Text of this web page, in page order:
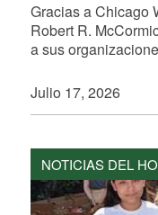
Gracias a Chicago
Robert R.
a sus
Julio 17, 2026
NOTICIAS DEL